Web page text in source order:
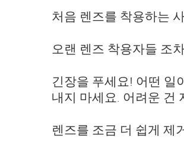
처음 렌즈를 착용하는
오랜 렌즈 착용자들 조
긴장을 푸세요! 어떤 일
내지 마세요. 어려운 건
렌즈를 조금 더 쉽게 제